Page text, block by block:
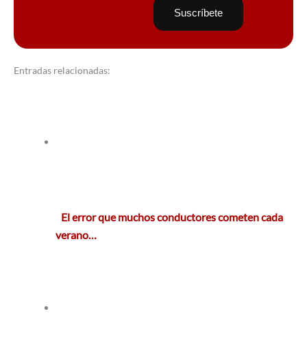
Entradas relacionadas:
El error que muchos conductores cometen cada
verano…